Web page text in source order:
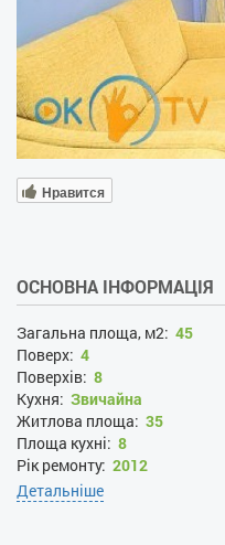
Нравится
ОСНОВНА ІНФОРМАЦІЯ
Загальна площа, м2: 45
Поверх: 4
Поверхів: 8
Кухня: Звичайна
Житлова площа: 35
Площа кухні: 8
Рік ремонту: 2012
Детальніше